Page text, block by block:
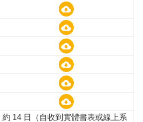
約 14 日（自收到實體書表或線上系